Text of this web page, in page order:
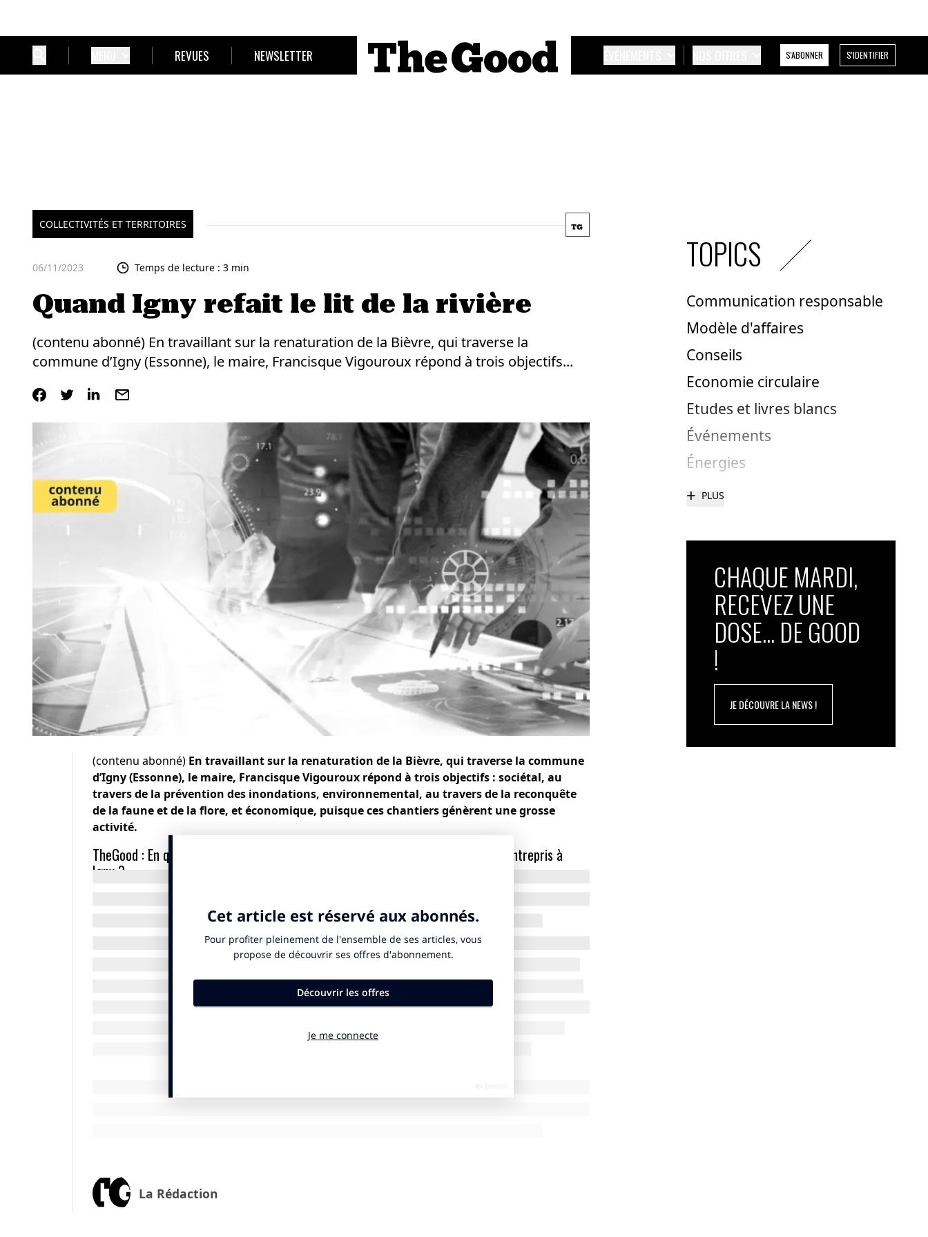
REVUES NEWSLETTER S'ABONNER S'IDENTIFIER
COLLECTIVITÉS ET TERRITOIRES
06/11/2023 Temps de lecture : 3 min
Quand Igny refait le lit de la rivière
(contenu abonné) En travaillant sur la renaturation de la Bièvre, qui traverse la
commune d’Igny (Essonne), le maire, Francisque Vigouroux répond à trois objectifs...
(contenu abonné) En travaillant sur la renaturation de la Bièvre, qui traverse la commune
d’Igny (Essonne), le maire, Francisque Vigouroux répond à trois objectifs : sociétal, au
travers de la prévention des inondations, environnemental, au travers de la reconquête
de la faune et de la flore, et économique, puisque ces chantiers génèrent une grosse
activité.
TheGood : En quoi consiste le travail de renaturation des berges que vous avez entrepris à
Igny ?
travaillons depuis quatre ans sur la renaturation de ces cours d’eau pour lutter contre les
inondations et reconquérir la biodiversité. Nous allons engager, dans les deux prochaines
années, la dernière phase de ce travail entrepris sur la Bièvre, le cours d’eau principal. On est
en phase de pré-étude. Nous aurons des appels d’offres à lancer entre 2024 et 2027.
La renaturation consiste à rendre au cours d’eau leur aspect naturel et à favoriser l’écoulement
de l’eau dans son lit naturel. Historiquement, l’activité humaine a dénaturé les cours d’eau en
force du courant, créé des cours d’eau artificiels, etc. Ce, à des fins économiques. Mais la
TheGood : Quelles sont les parties prenantes ?
Francisque Vigouroux :
La Rédaction
TOPICS
Communication responsable
Modèle d'affaires
Conseils
Economie circulaire
Etudes et livres blancs
Événements
Énergies
+ PLUS
CHAQUE MARDI,
RECEVEZ UNE
DOSE... DE GOOD
!
JE DÉCOUVRE LA NEWS !